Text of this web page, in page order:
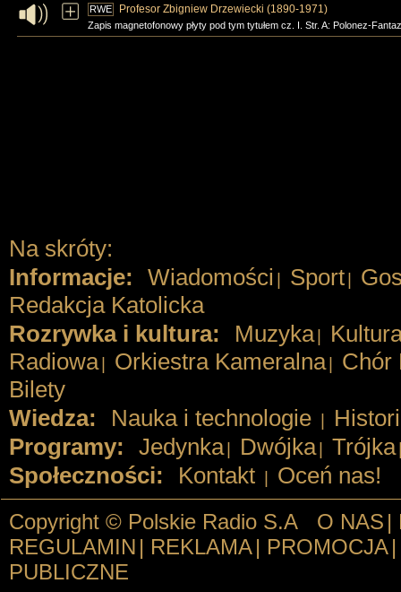
RWE Profesor Zbigniew Drzewiecki (1890-1971)
Zapis magnetofonowy płyty pod tym tytułem cz. I. Str. A: Polonez-
Na skróty:
Informacje: Wiadomości Sport
Redakcja Katolicka
Rozrywka i kultura:
Muzyka
Radiowa
Orkiestra Kameralna
Chór
Bilety
Wiedza:
Nauka i technologie
Programy: Jedynka Dwójka Trójka
Społeczności: Kontakt Oceń nas!
Copyright © Polskie Radio S.A O NAS |
REGULAMIN | REKLAMA | PROMOCJA |
PUBLICZNE